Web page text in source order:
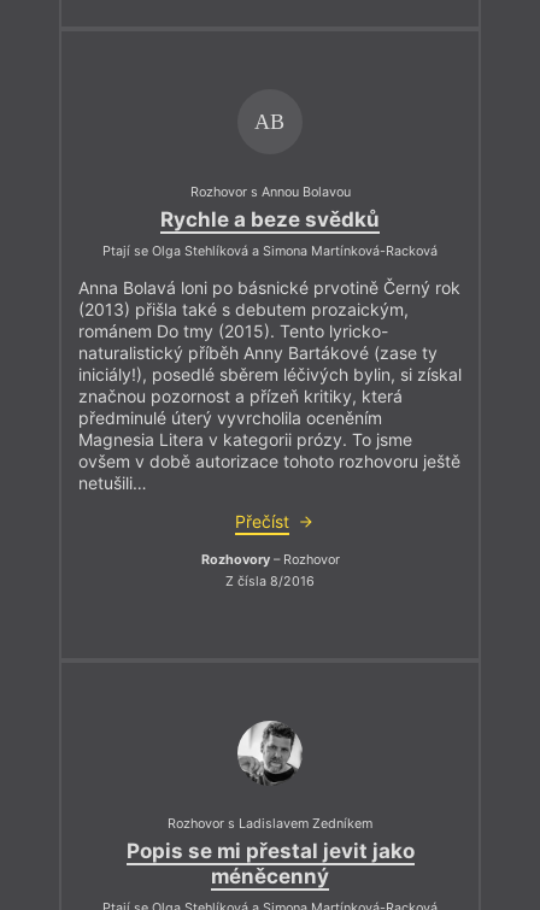
AB
Rozhovor s Annou Bolavou
Rychle a beze svědků
Ptají se Olga Stehlíková a Simona Martínková-Racková
Anna Bolavá loni po básnické prvotině Černý rok
(2013) přišla také s debutem prozaickým,
románem Do tmy (2015). Tento lyricko-
naturalistický příběh Anny Bartákové (zase ty
iniciály!), posedlé sběrem léčivých bylin, si získal
značnou pozornost a přízeň kritiky, která
předminulé úterý vyvrcholila oceněním
Magnesia Litera v kategorii prózy. To jsme
ovšem v době autorizace tohoto rozhovoru ještě
netušili…
Přečíst
Rozhovory– Rozhovor
Z čísla 8/2016
Rozhovor s Ladislavem Zedníkem
Popis se mi přestal jevit jako
méněcenný